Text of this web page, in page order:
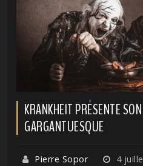
KRANKHEIT PRÉSENTE
GARGANTUESQUE
Pierre Sopor 4